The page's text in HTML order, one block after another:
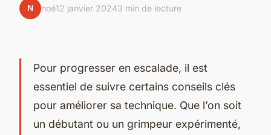
N noé12 janvier 20243 min de lecture
Pour progresser en escalade, il est
essentiel de suivre certains conseils clés
pour améliorer sa technique. Que l’on soit
un débutant ou un grimpeur expérimenté,